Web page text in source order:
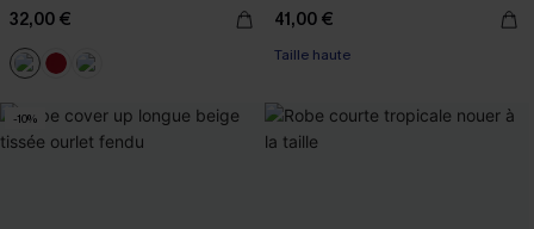
32,00 € 41,00 €
Taille haute
-10%